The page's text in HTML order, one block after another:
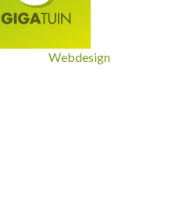
Webdesign